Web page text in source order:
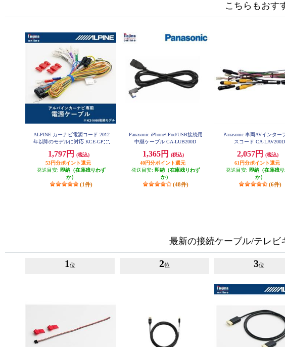
こちらもおす
ALPINE カーナビ電源コード 2012
年以降のモデルに対応 KCE-GPH1
1,797円
(税込)
53円分ポイント還元
発送目安: 即納（在庫残りわず
か）
(1件)
Panasonic iPhone/iPod/USB接続用
中継ケーブル CA-LUB200D
1,365円
(税込)
40円分ポイント還元
発送目安: 即納（在庫残りわず
か）
(48件)
Panasonic 車両AVインター
スコード CA-LAV200D
2,057円
(税込)
61円分ポイント還元
発送目安: 即納（在庫残
か）
(6件)
最新の接続ケーブル/テレビ
1 位 2位 3位